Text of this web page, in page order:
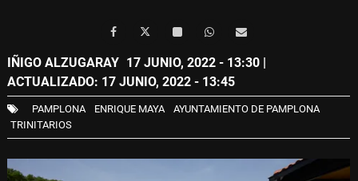
IÑIGO ALZUGARAY 17 JUNIO, 2022 - 13:30 |
ACTUALIZADO: 17 JUNIO, 2022 - 13:45
PAMPLONA ENRIQUE MAYA
AYUNTAMIENTO DE PAMPLONA
TRINITARIOS